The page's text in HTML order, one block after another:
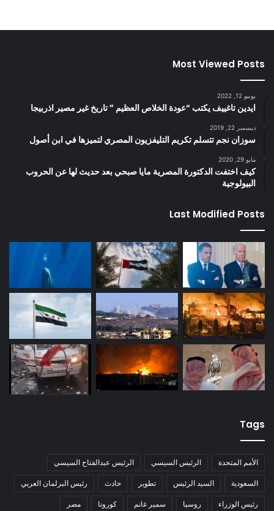
Most Viewed Posts
يونيو 12, 2022
ايدين تاغييف يكتب “عودة الخلاص العظيم ” تاريخ غير مصير اذربيجا
ديسمبر 22, 2019
سوزان نجم تتسلم تكريم التليفزيون المصري لتميزها في ابن أصول
مايو 29, 2020
كيف اختفت الدكتورة المصرية مايا صبحي بعد حديث لها عن الحروب
البيولوجية
Last Modified Posts
Tags
الأمم المتحدة الرئيس السيسي الرئيس عبدالفتاح السيسي
السعودية السيد الرئيس تطوير حادث رئيس البرلمان العربي
رئيس الوزراء روسيا سمير غانم كورونا مصر